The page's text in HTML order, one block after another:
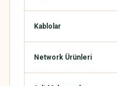
Kablolar
Network Ürünleri